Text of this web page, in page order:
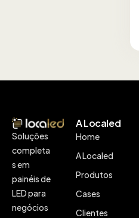
Soluções
completa
s em
painéis de
LED para
negócios
A Localed
Home
A Localed
Produtos
Cases
Clientes